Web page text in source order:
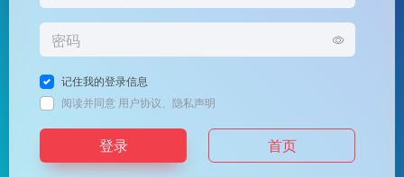
记住我的登录信息
阅读并同意 用户协议 隐私声明
登录 首页